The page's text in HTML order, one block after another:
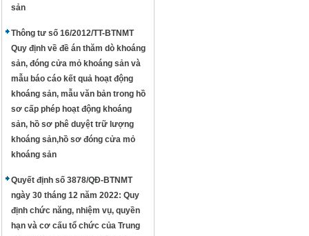
sản
Thông tư số 16/2012/TT-BTNMT
Quy định về đề án thăm dò khoáng
sản, đóng cửa mỏ khoáng sản và
mẫu báo cáo kết quả hoạt động
khoáng sản, mẫu văn bản trong hồ
sơ cấp phép hoạt động khoáng
sản, hồ sơ phê duyệt trữ lượng
khoáng sản,hồ sơ đóng cửa mỏ
khoáng sản
Quyết định số 3878/QĐ-BTNMT
ngày 30 tháng 12 năm 2022: Quy
định chức năng, nhiệm vụ, quyền
hạn và cơ cấu tổ chức của Trung